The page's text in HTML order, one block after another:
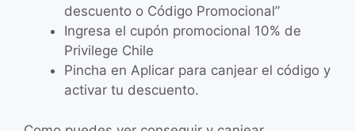
descuento o Código Promocional”
Ingresa el cupón promocional 10% de
Privilege Chile
Pincha en Aplicar para canjear el código y
activar tu descuento.